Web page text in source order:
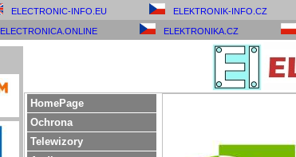
ELECTRONIC-INFO.EU ELEKTRONIK-INFO.CZ
ELECTRONICA.ONLINE ELEKTRONIKA.CZ
HomePage
Ochrona
Telewizory